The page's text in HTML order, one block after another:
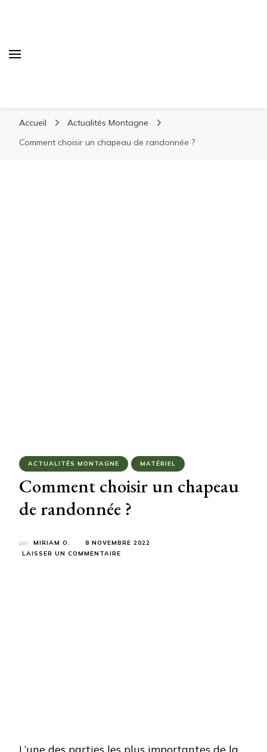
matériel, stations de ski
Accueil
Actualités Montagne
Comment choisir un chapeau de randonnée ?
ACTUALITÉS MONTAGNE MATÉRIEL
Comment choisir un chapeau
de randonnée ?
par MIRIAM O.
8 NOVEMBRE 2022
LAISSER UN COMMENTAIRE
L’une des parties les plus importantes de la